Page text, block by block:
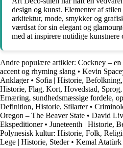
design og kunst. Elementer af
arkitektur, mode, smykker og
værdsat for sin elegant og
med at inspirere nutidige kunstnere
Andre populære artikler: Cockney – en
accent og rhyming slang • Kevin
Anklager• Sofia | Historie,
Historie, Flag, Kort, Hovedstad,
Ernæring, sundhedsmæssige fordele,
Definition, Historie, Stilarter•
Oregon – The Beaver State • David
Ekspeditioner • Juneteenth | Historie,
Polynesisk kultur: Historie, Folk,
Lege | Historie, Steder• Kemal